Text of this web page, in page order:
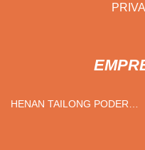
HENAN TAILONG PODER